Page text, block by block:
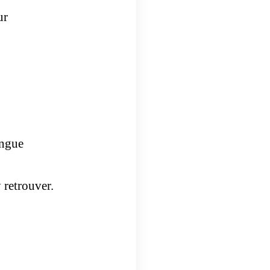
retrouver.